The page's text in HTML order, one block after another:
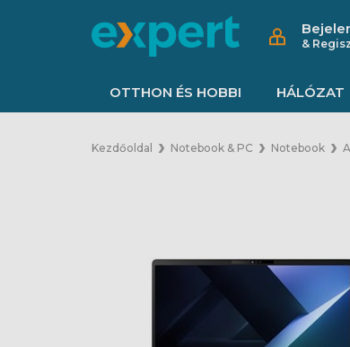
&
OTTHON ÉS HOBBI HÁLÓZAT
Kezdőoldal Notebook & PC Notebook